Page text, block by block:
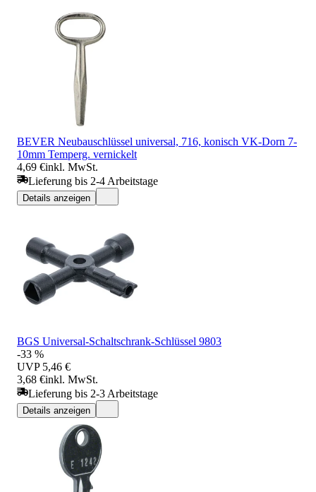
BEVER Neubauschlüssel universal, 716, konisch VK-Dorn 7-
10mm Temperg. vernickelt
4,69 €inkl. MwSt.
Lieferung bis 2-4 Arbeitstage
Details anzeigen
BGS Universal-Schaltschrank-Schlüssel 9803
-33 %
UVP 5,46 €
3,68 €inkl. MwSt.
Lieferung bis 2-3 Arbeitstage
Details anzeigen